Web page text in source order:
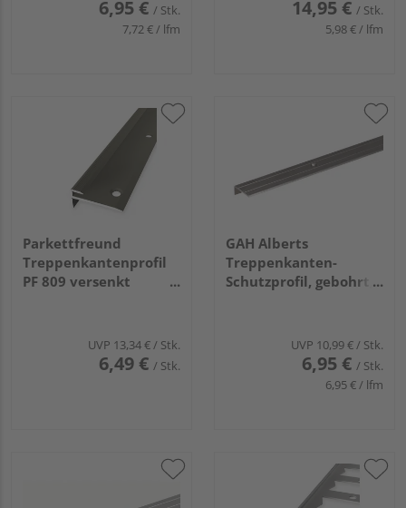
6,95 € / Stk.
7,72 € / lfm
14,95 € / Stk.
5,98 € / lfm
Parkettfreund
Treppenkantenprofil
PF 809 versenkt
UVP 13,34 €/ Stk.
6,49 € / Stk.
GAH Alberts
Treppenkanten-
Schutzprofil, gebohrt,
1000x24,5x20x1,5mm
UVP 10,99 €/ Stk.
6,95 € / Stk.
6,95 € / lfm